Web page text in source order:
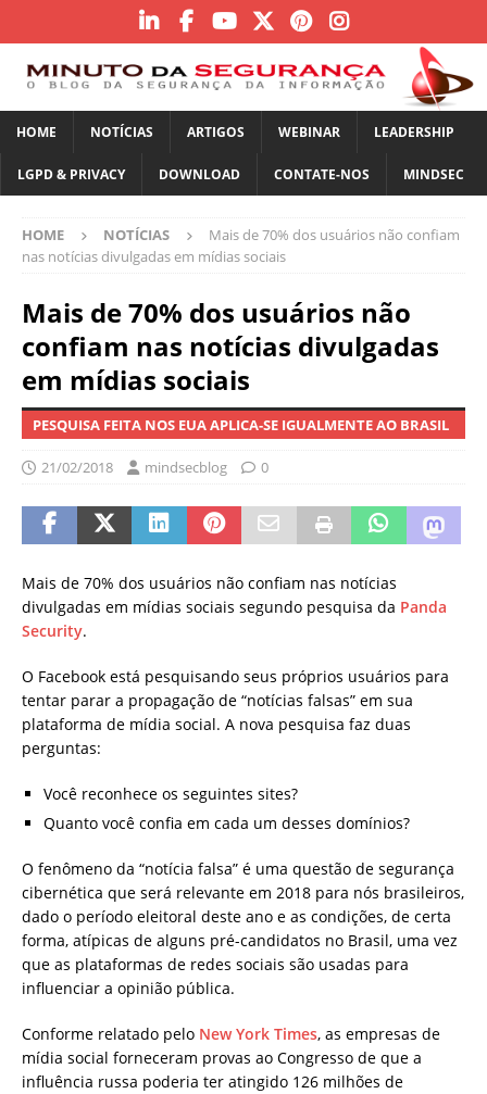
HOME NOTÍCIAS ARTIGOS WEBINAR LEADERSHIP
LGPD & PRIVACY DOWNLOAD CONTATE-NOS MINDSEC
HOME NOTÍCIAS
Mais de 70% dos usuários não confiam
nas notícias divulgadas em mídias sociais
Mais de 70% dos usuários não
confiam nas notícias divulgadas
em mídias sociais
PESQUISA FEITA NOS EUA APLICA-SE IGUALMENTE AO BRASIL
21/02/2018 mindsecblog 0
Mais de 70% dos usuários não confiam nas notícias
divulgadas em mídias sociais segundo pesquisa da Panda
Security.
O Facebook está pesquisando seus próprios usuários para
tentar parar a propagação de “notícias falsas” em sua
plataforma de mídia social. A nova pesquisa faz duas
perguntas:
Você reconhece os seguintes sites?
Quanto você confia em cada um desses domínios?
O fenômeno da “notícia falsa” é uma questão de segurança
cibernética que será relevante em 2018 para nós brasileiros,
dado o período eleitoral deste ano e as condições, de certa
forma, atípicas de alguns pré-candidatos no Brasil, uma vez
que as plataformas de redes sociais são usadas para
influenciar a opinião pública.
Conforme relatado pelo New York Times, as empresas de
mídia social forneceram provas ao Congresso de que a
influência russa poderia ter atingido 126 milhões de